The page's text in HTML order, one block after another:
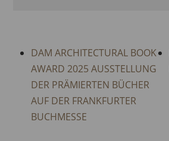
DAM ARCHITECTURAL BOOK
AWARD 2025 AUSSTELLUNG
DER PRÄMIERTEN BÜCHER
AUF DER FRANKFURTER
BUCHMESSE